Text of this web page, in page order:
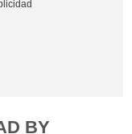
BY